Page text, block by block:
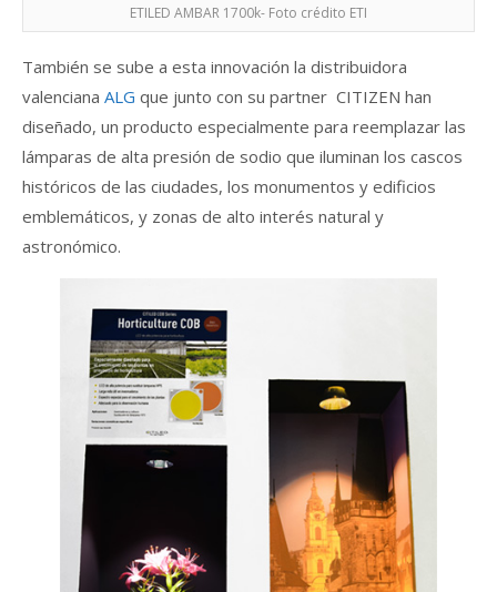
ETILED AMBAR 1700k- Foto crédito ETI
También se sube a esta innovación la distribuidora
valenciana ALG que junto con su partner CITIZEN han
diseñado, un producto especialmente para reemplazar las
lámparas de alta presión de sodio que iluminan los cascos
históricos de las ciudades, los monumentos y edificios
emblemáticos, y zonas de alto interés natural y
astronómico.